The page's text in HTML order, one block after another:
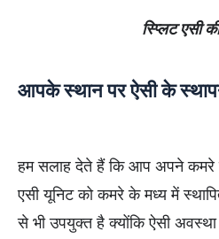
स्प्लिट एसी
आपके स्थान पर ऐसी के
हम सलाह देते हैं कि आप अपने कमरे
एसी यूनिट को कमरे के मध्य में
से भी उपयुक्त है क्योंकि ऐसी